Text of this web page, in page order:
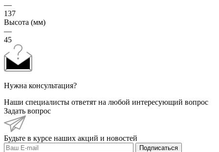
—
137
Высота (мм)
—
45
Нужна консультация?
Наши специалисты ответят на любой интересующий вопрос
Задать вопрос
Будьте в курсе наших акций и новостей
Подписаться